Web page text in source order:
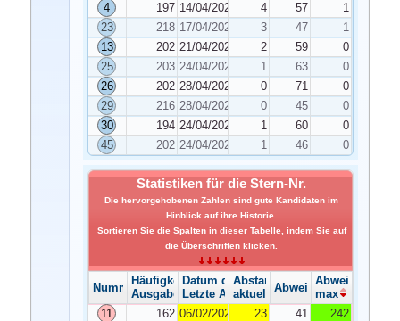
4
197 14/04/2026 4 57
1
23
218 17/04/2026 3 47
1
13
202 21/04/2026 2 59
0
25
203 24/04/2026 1 63
0
26
202 28/04/2026 0 71
0
29
216 28/04/2026 0 45
0
30
194 24/04/2026 1 60
0
45
202 24/04/2026 1 46 0
Statistiken für die Stern-Nr.
Die hervorgehobenen Zahlen sind gute Kandidaten im
Hinblick auf ihre Historie.
Sortieren Sie die Spalten in dieser Tabelle, indem Sie auf
die Überschriften klicken.
Nummer
Häufigkeit der Ausgabe
Ausgabe
Datum der Ausgabe
Letzte Ausgabe
Abstand
aktuelleAbweichung
Abweichung
max
11
162 06/02/2026 23 41
242